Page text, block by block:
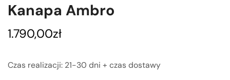
Kanapa Ambro
1.790,00zł
Czas realizacji: 21-30 dni + czas dostawy